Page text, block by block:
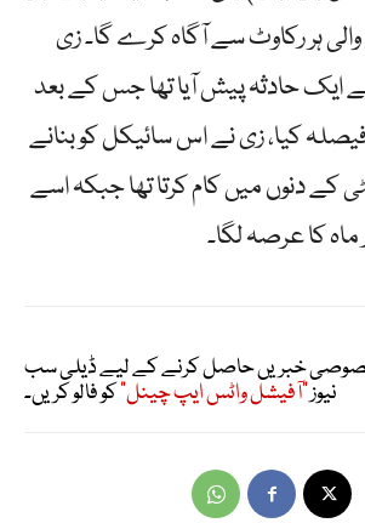
ہر رکاوٹ سے آگاہ کرے گا۔ زی
ایک حادثہ پیش آیا تھا جس کے بعد
کیا، زی نے اس سائیکل کو بنانے
دنوں میں کام کرتا تھا جبکہ اسے
کا عرصہ لگا۔
خصوصی خبریں حاصل کرنے کے لیے ڈیلی سب
نیوز"آفیشل واٹس ایپ چینل"کو فالو کریں۔